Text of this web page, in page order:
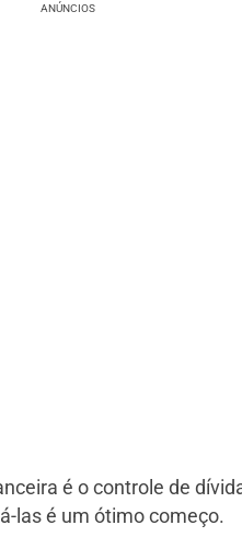
ANÚNCIOS
é o controle de
las é um ótimo começo.